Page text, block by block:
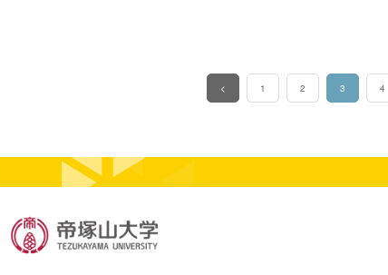
< 1 2 3
（このページ）
4